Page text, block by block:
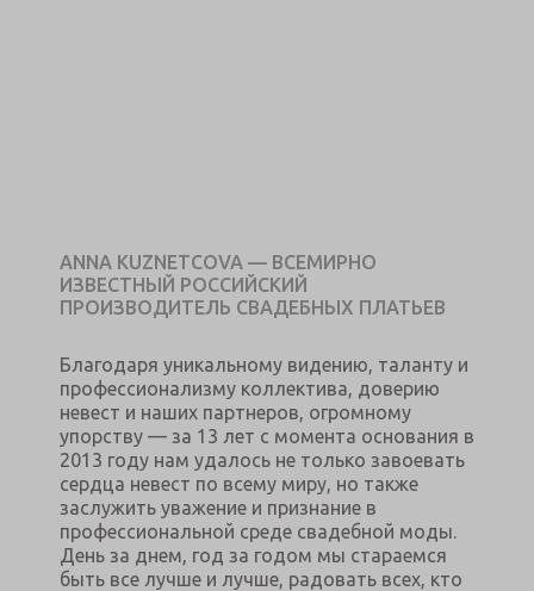
ANNA KUZNETCOVA — ВСЕМИРНО
ИЗВЕСТНЫЙ РОССИЙСКИЙ
ПРОИЗВОДИТЕЛЬ СВАДЕБНЫХ ПЛАТЬЕВ
Благодаря уникальному видению, таланту и
профессионализму коллектива, доверию
невест и наших партнеров, огромному
упорству — за 13 лет с момента основания в
2013 году нам удалось не только завоевать
сердца невест по всему миру, но также
заслужить уважение и признание в
профессиональной среде свадебной моды.
День за днем, год за годом мы стараемся
быть все лучше и лучше, радовать всех, кто